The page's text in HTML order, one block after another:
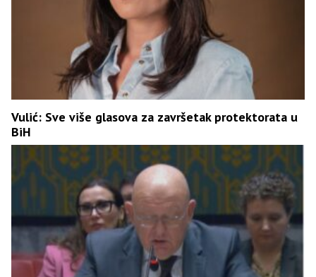
Vulić: Sve više glasova za završetak protektorata u
BiH